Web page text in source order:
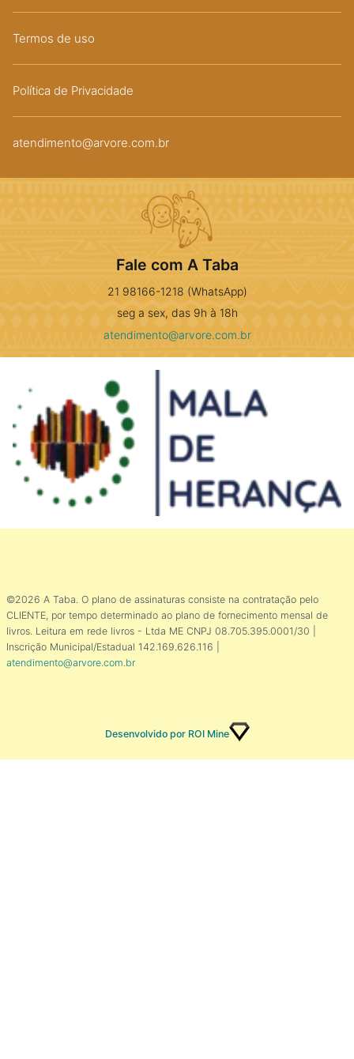
Termos de uso
Política de Privacidade
atendimento@arvore.com.br
Fale com A Taba
21 98166-1218 (WhatsApp)
seg a sex, das 9h à 18h
atendimento@arvore.com.br
©2026 A Taba. O plano de assinaturas consiste na contratação pelo
CLIENTE, por tempo determinado ao plano de fornecimento mensal de
livros. Leitura em rede livros - Ltda ME CNPJ 08.705.395.0001/30 |
Inscrição Municipal/Estadual 142.169.626.116 |
atendimento@arvore.com.br
Desenvolvido por ROI Mine